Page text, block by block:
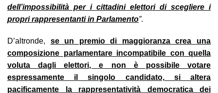
dell’impossibilità per i cittadini elettori di scegliere i
propri rappresentanti in Parlamento”.
D’altronde, se un premio di maggioranza crea una
composizione parlamentare incompatibile con quella
voluta dagli elettori, e non è possibile votare
espressamente il singolo candidato, si altera
pacificamente la rappresentatività democratica dei